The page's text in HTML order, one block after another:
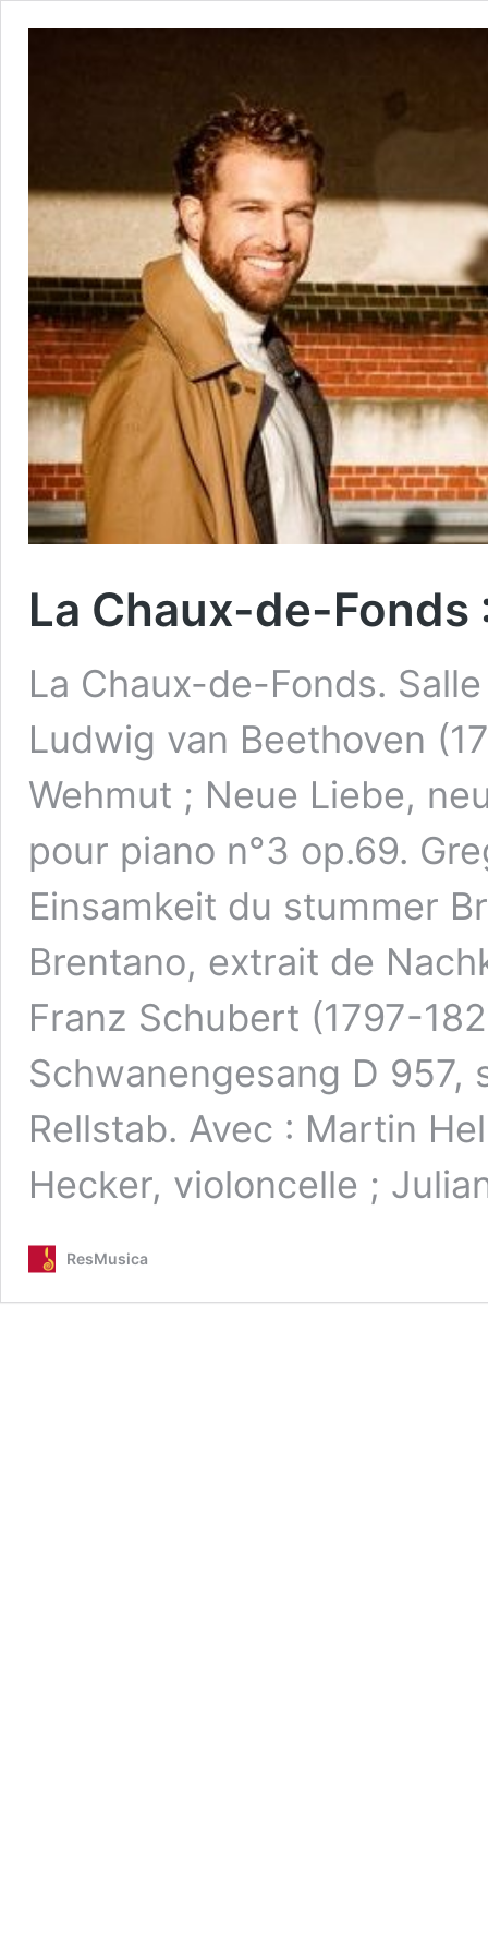
La Chaux-de-Fonds
La Chaux-de-Fonds.
Ludwig van Beethoven
Wehmut ; Neue Liebe,
pour piano n°3 op.69.
Einsamkeit du stummer
Brentano, extrait de
Franz Schubert (1797-
Schwanengesang D
Rellstab. Avec : Martin
Hecker, violoncelle ;
ResMusica